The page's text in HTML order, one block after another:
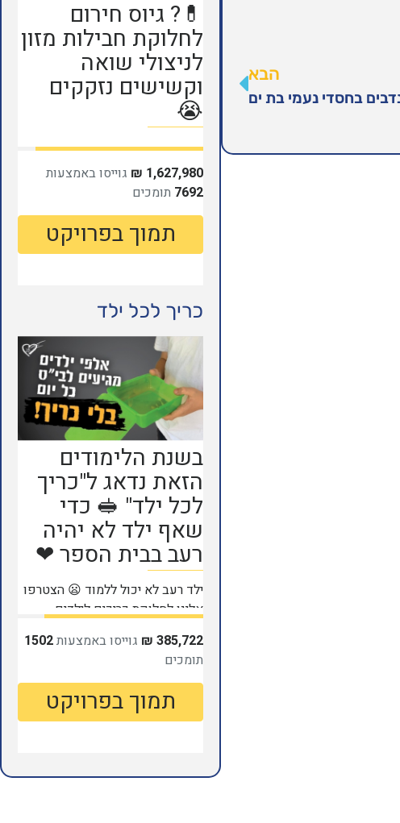
הבא
בחסדי נעמי בת ים
כריך לכל ילד